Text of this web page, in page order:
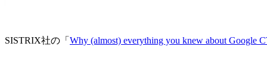
SISTRIX社の「 Why (almost) everything you knew about Google